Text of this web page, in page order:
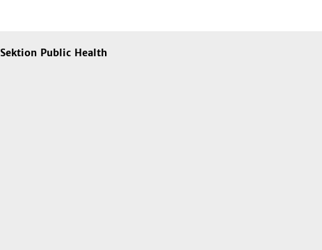
Sektion Public Health